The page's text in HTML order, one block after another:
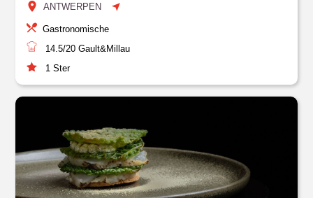
ANTWERPEN
Gastronomische
14.5/20 Gault&Millau
1 Ster